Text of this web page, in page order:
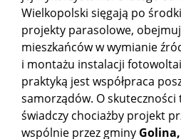
Wielkopolski sięgają po
projekty parasolowe,
mieszkańców w wymianie
i montażu instalacji
praktyką jest współpraca
samorządów. O skuteczności
świadczy chociażby projekt
wspólnie przez gminy